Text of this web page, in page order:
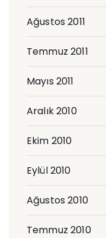
Ağustos 2011
Temmuz 2011
Mayıs 2011
Aralık 2010
Ekim 2010
Eylül 2010
Ağustos 2010
Temmuz 2010